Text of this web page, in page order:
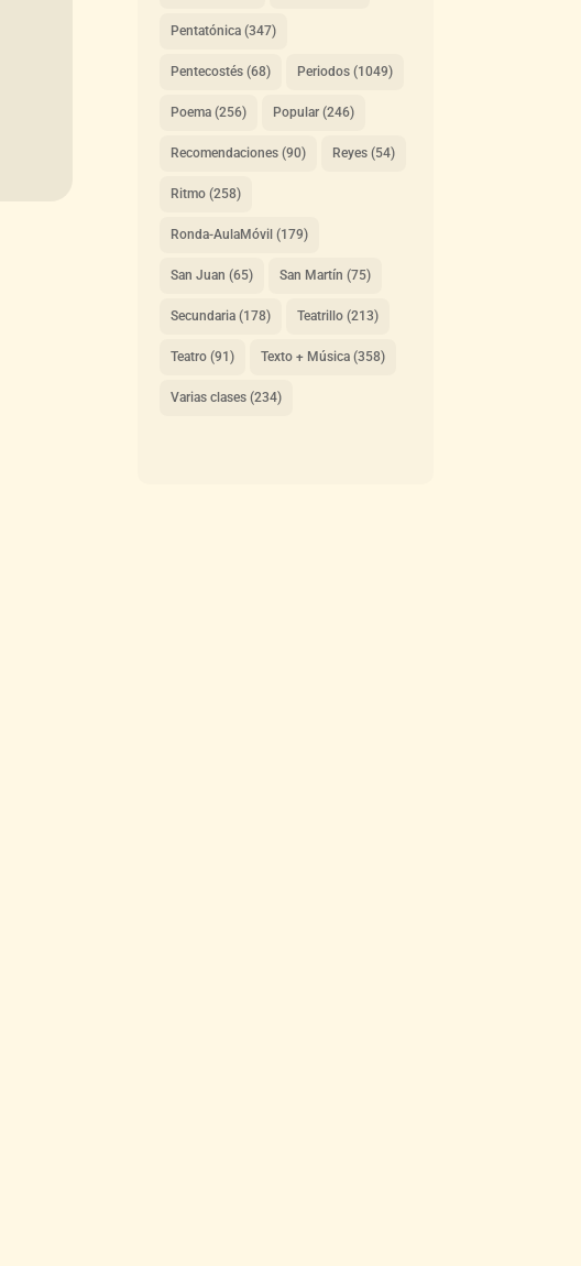
Pentatónica(347)
Pentecostés(68) Periodos(1049)
Poema(256) Popular(246)
Recomendaciones(90) Reyes(54)
Ritmo(258)
Ronda-AulaMóvil (179)
San Juan (65) San Martín (75)
Secundaria(178) Teatrillo(213)
Teatro(91) Texto + Música(358)
Varias clases(234)